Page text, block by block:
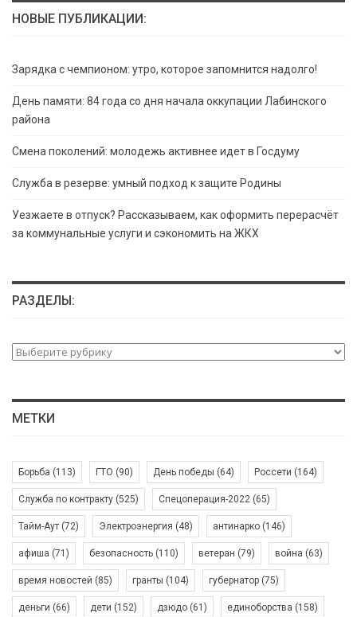
НОВЫЕ ПУБЛИКАЦИИ:
Зарядка с чемпионом: утро, которое запомнится надолго!
День памяти: 84 года со дня начала оккупации Лабинского
района
Смена поколений: молодежь активнее идет в Госдуму
Служба в резерве: умный подход к защите Родины
Уезжаете в отпуск? Рассказываем, как оформить перерасчёт
за коммунальные услуги и сэкономить на ЖКХ
РАЗДЕЛЫ:
Разделы:
МЕТКИ
Борьба (113) ГТО (90) День победы (64) Россети (164)
Служба по контракту (525) Спецоперация-2022 (65)
Тайм-Аут (72) Электроэнергия (48) антинарко (146)
афиша (71) безопасность (110) ветеран (79) война (63)
время новостей (85) гранты (104) губернатор (75)
деньги (66) дети (152) дзюдо (61) единоборства (158)